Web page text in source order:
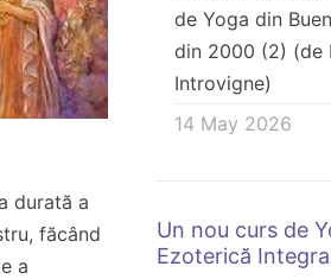
durată a
făcând
a
de Yoga din
din 2000 (2) (de
Introvigne)
14 May 2026
Un nou curs de
Ezoterică